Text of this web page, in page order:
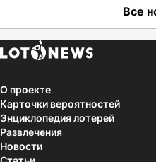
Все
О проекте
Карточки вероятностей
Энциклопедия лотерей
Развлечения
Новости